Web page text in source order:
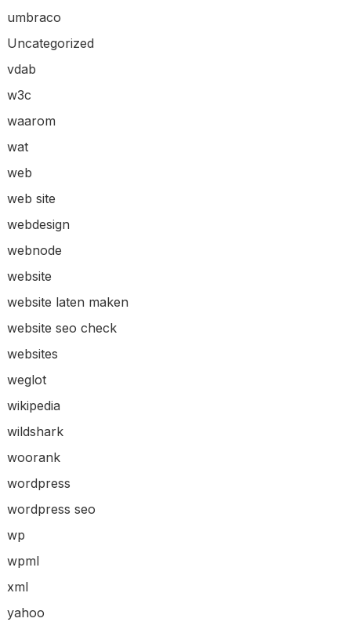
umbraco
Uncategorized
vdab
w3c
waarom
wat
web
web site
webdesign
webnode
website
website laten maken
website seo check
websites
weglot
wikipedia
wildshark
woorank
wordpress
wordpress seo
wp
wpml
xml
yahoo